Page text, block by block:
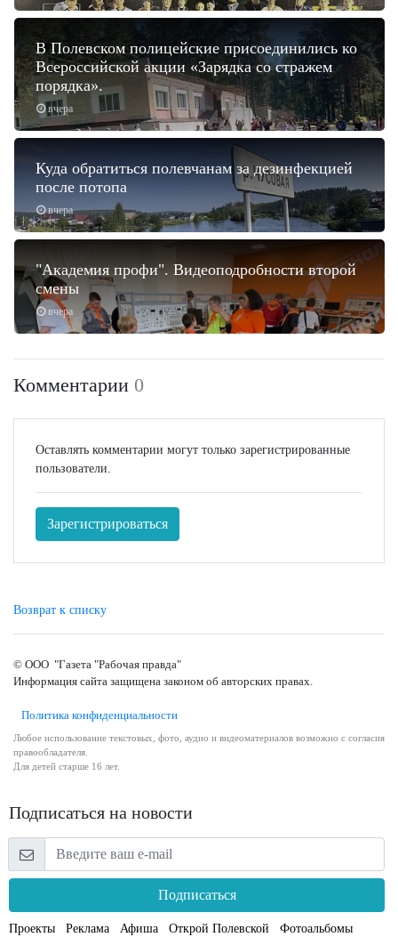
вчера
В Полевском полицейские присоединились ко
Всероссийской акции «Зарядка со стражем
порядка».
вчера
Куда обратиться полевчанам за дезинфекцией
после потопа
вчера
"Академия профи". Видеоподробности второй
смены
Комментарии 0
Оставлять комментарии могут только зарегистрированные
пользователи.
Зарегистрироваться
Возврат к списку
© ООО "Газета "Рабочая правда"
Информация сайта защищена законом об авторских правах.
Политика конфиденциальности
Любое использование текстовых, фото, аудио и видеоматериалов возможно с согласия
правообладателя.
Для детей старше 16 лет.
Подписаться на новости
Подписаться
Проекты Реклама Афиша Открой Полевской Фотоальбомы